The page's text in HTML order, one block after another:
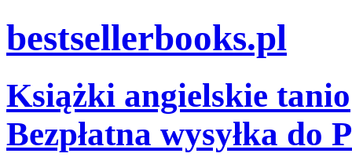
bestsellerbooks.pl
Książki angielskie tanio
Bezpłatna wysyłka do